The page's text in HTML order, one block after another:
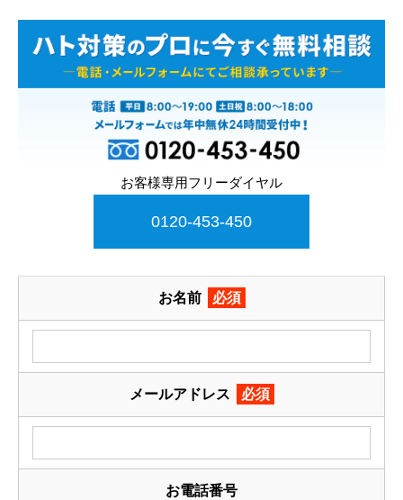
お客様専用フリーダイヤル
0120-453-450
お名前 必須
メールアドレス 必須
お電話番号